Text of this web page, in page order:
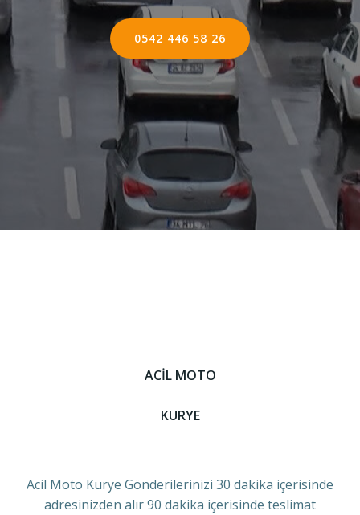
0542 446 58 26
ACİL MOTO
KURYE
Acil Moto Kurye Gönderilerinizi 30 dakika içerisinde
adresinizden alır 90 dakika içerisinde teslimat